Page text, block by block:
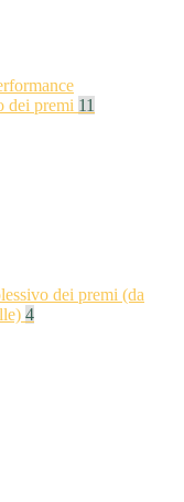
dei premi 11
dei premi (da
4